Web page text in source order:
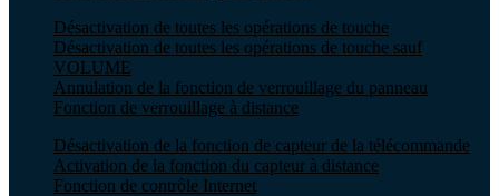
Désactivation de toutes les opérations de touche
Désactivation de toutes les opérations de touche sauf
VOLUME
Annulation de la fonction de verrouillage du panneau
Fonction de verrouillage à distance
Désactivation de la fonction de capteur de la télécommande
Activation de la fonction du capteur à distance
Fonction de contrôle Internet